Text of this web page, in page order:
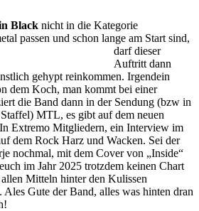
Black nicht in die Kategorie
passen und schon lange am Start sind,
darf dieser
Auftritt dann
gehypt reinkommen. Irgendein
dem Koch, man kommt bei einer
die Band dann in der Sendung (bzw in
MTL, es gibt auf dem neuen
Extremo Mitgliedern, ein Interview im
dem Rock Harz und Wacken. Sei der
nochmal, mit dem Cover von „Inside“
im Jahr 2025 trotzdem keinen Chart
Mitteln hinter den Kulissen
Gute der Band, alles was hinten dran